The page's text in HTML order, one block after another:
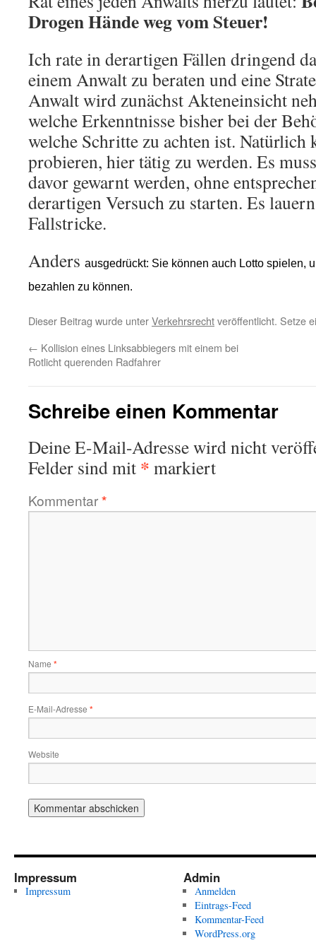
Drogen Hände weg vom Steuer!
Ich rate in derartigen Fällen dringend
einem Anwalt zu beraten und eine
Anwalt wird zunächst Akteneinsicht
welche Erkenntnisse bisher bei der
welche Schritte zu achten ist. Natürlich
probieren, hier tätig zu werden. Es
davor gewarnt werden, ohne
derartigen Versuch zu starten. Es
Fallstricke.
Anders ausgedrückt: Sie können auch Lotto spielen,
bezahlen zu können.
Dieser Beitrag wurde unterVerkehrsrechtveröffentlicht. Setze
← Kollision eines Linksabbiegers mit einem bei
Rotlicht querenden Radfahrer
Schreibe einen Kommentar
Deine E-Mail-Adresse wird nicht
Felder sind mit * markiert
Kommentar*
Name *
E-Mail-Adresse *
Website
Impressum
Impressum
Admin
Anmelden
Eintrags-Feed
Kommentar-Feed
WordPress.org